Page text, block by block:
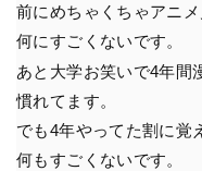
前にめちゃくちゃアニメ
何にすごくないです。
あと大学お笑いで4年間
慣れてます。
でも4年やってた割に覚
何もすごくないです。